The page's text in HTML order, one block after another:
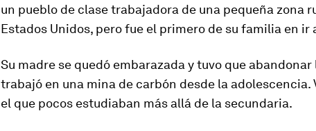
un pueblo de clase trabajadora de una pequeña zona
Estados Unidos, pero fue el primero de su familia en ir
Su madre se quedó embarazada ytuvo que abandonar
trabajó en una mina de carbón desde la adolescencia.
el que pocos estudiaban más allá de la secundaria.